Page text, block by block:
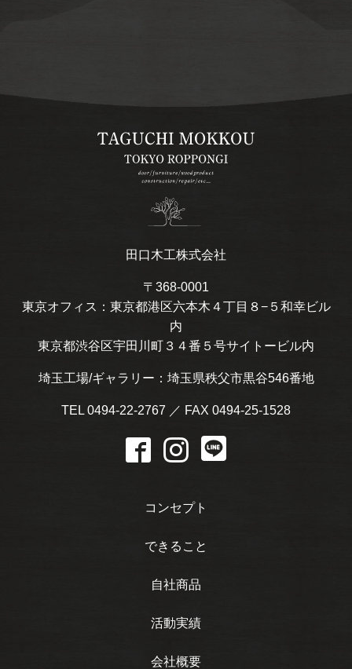
田口木工株式会社
〒368-0001
東京オフィス：東京都港区六本木４丁目８−５和幸ビル
内
東京都渋谷区宇田川町３４番５号サイトービル内
埼玉工場/ギャラリー：埼玉県秩父市黒谷546番地
TEL 0494-22-2767 ／ FAX 0494-25-1528
コンセプト
できること
自社商品
活動実績
会社概要